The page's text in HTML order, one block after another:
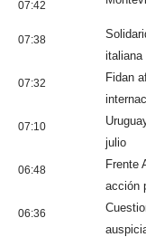
07:42
07:38
italiana
07:32
Fidan
07:10
julio
06:48
Frente
acción
06:36